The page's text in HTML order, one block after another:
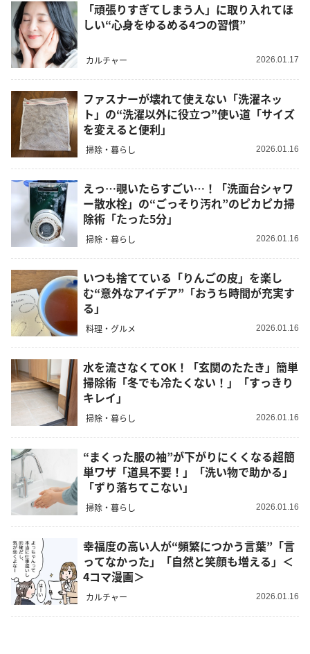
「頑張りすぎてしまう人」に取り入れてほ
しい“心身をゆるめる4つの習慣”
カルチャー 2026.01.17
ファスナーが壊れて使えない「洗濯ネッ
ト」の“洗濯以外に役立つ”使い道「サイズ
を変えると便利」
掃除・暮らし 2026.01.16
えっ…覗いたらすごい…！「洗面台シャワ
ー散水栓」の“ごっそり汚れ”のピカピカ掃
除術「たった5分」
掃除・暮らし 2026.01.16
いつも捨てている「りんごの皮」を楽し
む“意外なアイデア”「おうち時間が充実す
る」
料理・グルメ 2026.01.16
水を流さなくてOK！「玄関のたたき」簡単
掃除術「冬でも冷たくない！」「すっきり
キレイ」
掃除・暮らし 2026.01.16
“まくった服の袖”が下がりにくくなる超簡
単ワザ「道具不要！」「洗い物で助かる」
「ずり落ちてこない」
掃除・暮らし 2026.01.16
幸福度の高い人が“頻繁につかう言葉”「言
ってなかった」「自然と笑顔も増える」＜
4コマ漫画＞
カルチャー 2026.01.16